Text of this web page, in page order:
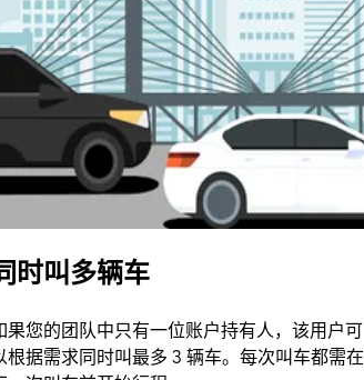
时叫多辆车
果您的团队中只有一位账户持有人，该用户可
根据需求同时叫最多 3 辆车。每次叫车都需在